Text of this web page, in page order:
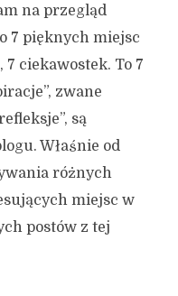
na przegląd
7 pięknych miejsc
ciekawostek. To 7
zwane
są
Właśnie od
różnych
miejsc w
postów z tej